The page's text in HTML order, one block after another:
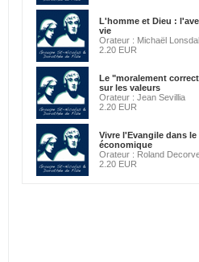
L'homme et Dieu :
vie
Orateur : Michaël
2.20 EUR
Le "moralement
sur les valeurs
Orateur : Jean Sevillia
2.20 EUR
Vivre l'Evangile dans
économique
Orateur : Roland
2.20 EUR